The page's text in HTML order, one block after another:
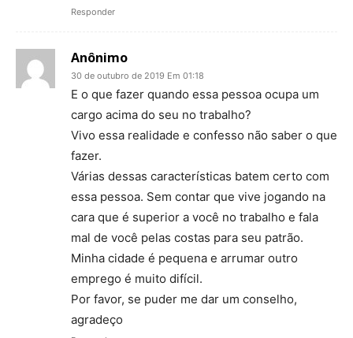
Responder
Anônimo
30 de outubro de 2019 Em 01:18
E o que fazer quando essa pessoa ocupa um
cargo acima do seu no trabalho?
Vivo essa realidade e confesso não saber o que
fazer.
Várias dessas características batem certo com
essa pessoa. Sem contar que vive jogando na
cara que é superior a você no trabalho e fala
mal de você pelas costas para seu patrão.
Minha cidade é pequena e arrumar outro
emprego é muito difícil.
Por favor, se puder me dar um conselho,
agradeço